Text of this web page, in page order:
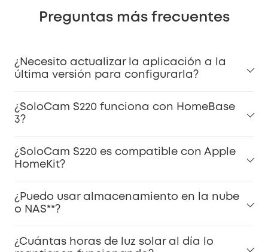
Preguntas más frecuentes
¿Necesito actualizar la aplicación a la
última versión para configurarla?
¿SoloCam S220 funciona con HomeBase
3?
¿SoloCam S220 es compatible con Apple
HomeKit?
¿Puedo usar almacenamiento en la nube
o NAS**?
¿Cuántas horas de luz solar al día lo